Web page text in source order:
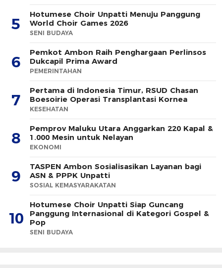
5
Hotumese Choir Unpatti Menuju Panggung
World Choir Games 2026
SENI BUDAYA
6
Pemkot Ambon Raih Penghargaan Perlinsos
Dukcapil Prima Award
PEMERINTAHAN
7
Pertama di Indonesia Timur, RSUD Chasan
Boesoirie Operasi Transplantasi Kornea
KESEHATAN
8
Pemprov Maluku Utara Anggarkan 220 Kapal &
1.000 Mesin untuk Nelayan
EKONOMI
9
TASPEN Ambon Sosialisasikan Layanan bagi
ASN & PPPK Unpatti
SOSIAL KEMASYARAKATAN
10
Hotumese Choir Unpatti Siap Guncang
Panggung Internasional di Kategori Gospel &
Pop
SENI BUDAYA